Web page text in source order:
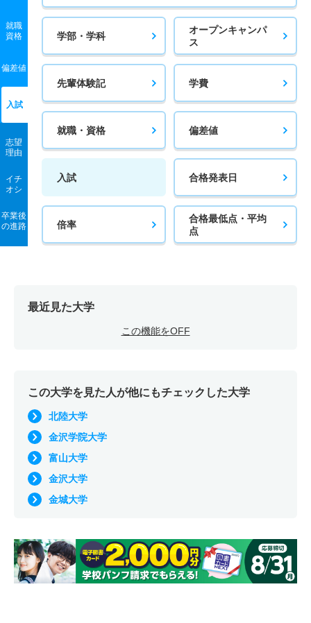
就職
資格
偏差値
入試
志望
理由
イチ
オシ
卒業後
の進路
学部・学科
オープンキャンパ
ス
先輩体験記 学費
就職・資格 偏差値
入試 合格発表日
倍率
合格最低点・平均
点
最近見た大学
この機能をOFF
この大学を見た人が他にもチェックした大学
北陸大学
金沢学院大学
富山大学
金沢大学
金城大学